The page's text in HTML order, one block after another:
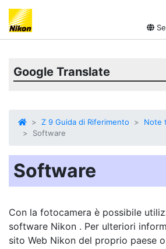
Google Translate
Z 9 Guida di Riferimento
Note
Software
Software
Con la fotocamera è possibile
software Nikon . Per ulteriori
sito Web Nikon del proprio paese